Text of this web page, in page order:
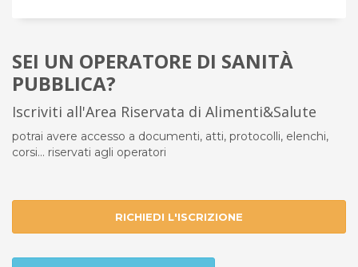
SEI UN OPERATORE DI SANITÀ
PUBBLICA?
Iscriviti all'Area Riservata di Alimenti&Salute
potrai avere accesso a documenti, atti, protocolli, elenchi,
corsi... riservati agli operatori
RICHIEDI L'ISCRIZIONE